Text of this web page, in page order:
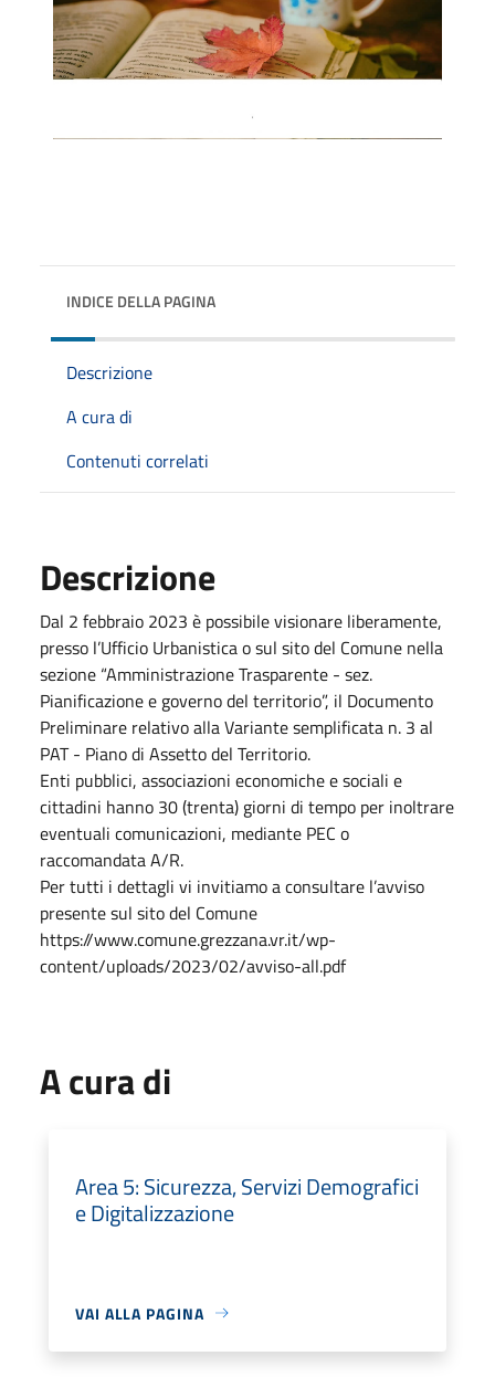
INDICE DELLA PAGINA
Descrizione
A cura di
Contenuti correlati
Descrizione
Dal 2 febbraio 2023 è possibile visionare liberamente,
presso l’Ufficio Urbanistica o sul sito del Comune nella
sezione “Amministrazione Trasparente - sez.
Pianificazione e governo del territorio”, il Documento
Preliminare relativo alla Variante semplificata n. 3 al
PAT - Piano di Assetto del Territorio.
Enti pubblici, associazioni economiche e sociali e
cittadini hanno 30 (trenta) giorni di tempo per inoltrare
eventuali comunicazioni, mediante PEC o
raccomandata A/R.
Per tutti i dettagli vi invitiamo a consultare l’avviso
presente sul sito del Comune
https://www.comune.grezzana.vr.it/wp-
content/uploads/2023/02/avviso-all.pdf
A cura di
Area 5: Sicurezza, Servizi Demografici
e Digitalizzazione
VAI ALLA PAGINA